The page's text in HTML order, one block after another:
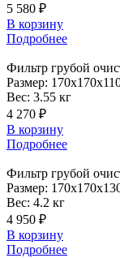
5 580 ₽
В корзину
Подробнее
Фильтр грубой
Размер:
Вес: 3.55 кг
4 270 ₽
В корзину
Подробнее
Фильтр грубой
Размер:
Вес: 4.2 кг
4 950 ₽
В корзину
Подробнее